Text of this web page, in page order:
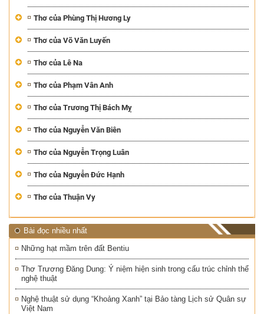
Thơ của Phùng Thị Hương Ly
Thơ của Võ Văn Luyến
Thơ của Lê Na
Thơ của Phạm Vân Anh
Thơ của Trương Thị Bách Mỵ
Thơ của Nguyễn Văn Biên
Thơ của Nguyễn Trọng Luân
Thơ của Nguyễn Đức Hạnh
Thơ của Thuận Vy
Bài đọc nhiều nhất
Những hạt mầm trên đất Bentiu
Thơ Trương Đăng Dung: Ý niệm hiện sinh trong cấu trúc chỉnh thể
nghệ thuật
Nghệ thuật sử dụng “Khoảng Xanh” tại Bảo tàng Lịch sử Quân sự
Việt Nam